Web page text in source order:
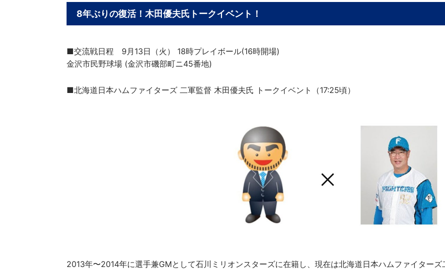
8年ぶりの復活！木田優夫氏トークイベント！
■交流戦日程 9月13日（火） 18時プレイボール(16時開場)
金沢市民野球場 (金沢市磯部町ニ45番地)
■北海道日本ハムファイターズ 二軍監督 木田優夫氏 トークイベント（17:25頃）
2013年〜2014年に選手兼GMとして石川ミリオンスターズに在籍し、現在は北海道日本ハムファイター